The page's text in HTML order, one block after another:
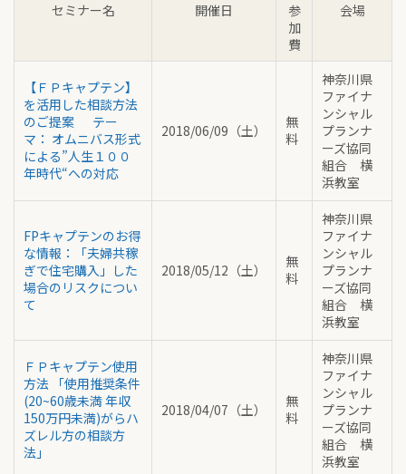
セミナー名 開催日
参
加
費
会場
【ＦＰキャプテン】
を活用した相談方法
のご提案 テー
マ： オムニバス形式
による”人生１００
年時代“への対応
2018/06/09（土）
無
料
神奈川県
ファイナ
ンシャル
プランナ
ーズ協同
組合 横
浜教室
FPキャプテンのお得
な情報：「夫婦共稼
ぎで住宅購入」した
場合のリスクについ
て
2018/05/12（土）
無
料
神奈川県
ファイナ
ンシャル
プランナ
ーズ協同
組合 横
浜教室
ＦＰキャプテン使用
方法 「使用推奨条件
(20~60歳未満 年収
150万円未満)がらハ
ズレル方の相談方
法」
2018/04/07（土）
無
料
神奈川県
ファイナ
ンシャル
プランナ
ーズ協同
組合 横
浜教室